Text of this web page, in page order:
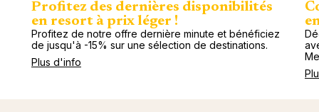
Profitez des dernières disponibilités
en resort à prix léger !
Profitez de notre offre dernière minute et bénéficiez
de jusqu'à -15% sur une sélection de destinations.
Plus d'info